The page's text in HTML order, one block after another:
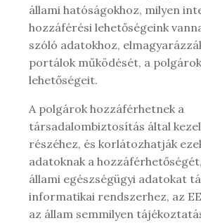
állami hatóságokhoz, milyen
hozzáférési lehetőségeink
szóló adatokhoz,
portálok működését, a
lehetőségeit.
A polgárok hozzáférhetnek a
társadalombiztosítás által
részéhez, és korlátozhatják
adatoknak a
állami egészségügyi adatokat
informatikai rendszerhez, az
az állam semmilyen